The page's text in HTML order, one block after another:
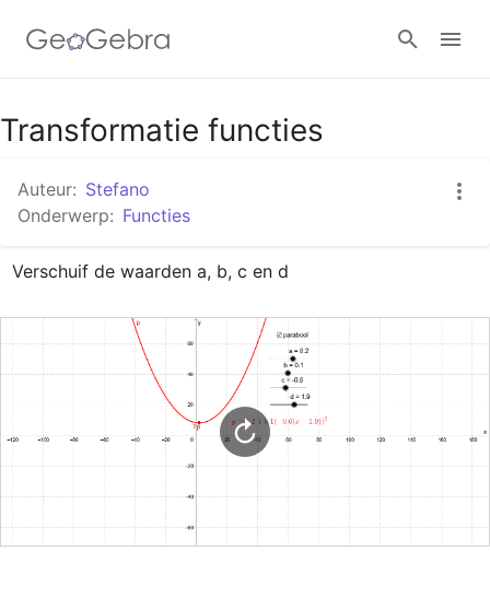
Google Classroom
GeoGebra Klaslokaal
Aanmelden
Transformatie functies
Auteur: Stefano
Onderwerp: Functies
Verschuif de waarden a, b, c en d